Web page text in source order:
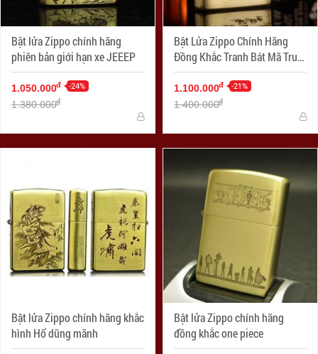
Bật lửa Zippo chính hãng
phiên bản giới hạn xe JEEEP
1.050.000đ -24%
1.380.000đ
Bật Lửa Zippo Chính Hãng
Đồng Khắc Tranh Bát Mã Truy
Phong
1.100.000đ -21%
1.400.000đ
Bật lửa Zippo chính hãng khắc
hình Hổ dũng mãnh
Bật lửa Zippo chính hãng
đồng khắc one piece